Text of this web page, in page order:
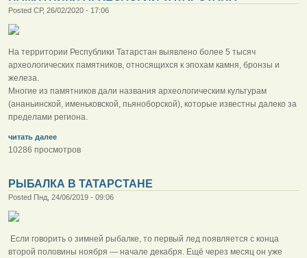
Posted СР, 26/02/2020 - 17:06
На территории Республики Татарстан выявлено более 5 тысяч
археологических памятников, относящихся к эпохам камня, бронзы и
железа.
Многие из памятников дали названия археологическим культурам
(ананьинской, именьковской, пьяноборской), которые известны далеко за
пределами региона.
читать далее
10286 просмотров
РЫБАЛКА В ТАТАРСТАНЕ
Posted Пнд, 24/06/2019 - 09:06
Если говорить о зимней рыбалке, то первый лед появляется с конца
второй половины ноября — начале декабря. Ещё через месяц он уже